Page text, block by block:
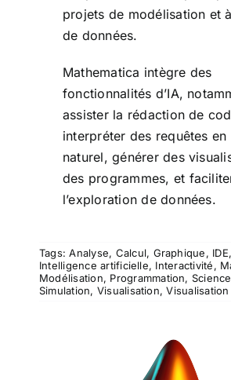
projets de modélisation et
de données.
Mathematica intègre des
fonctionnalités d’IA,
assister la rédaction de
interpréter des requêtes en
naturel, générer des
des programmes, et
l’exploration de données.
Tags:Analyse, Calcul, Graphique, IDE,
Intelligence artificielle, Interactivité,
Modélisation, Programmation, Science
Simulation, Visualisation,